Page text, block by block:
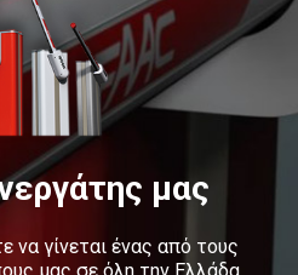
μας
να γίνεται ένας από τους